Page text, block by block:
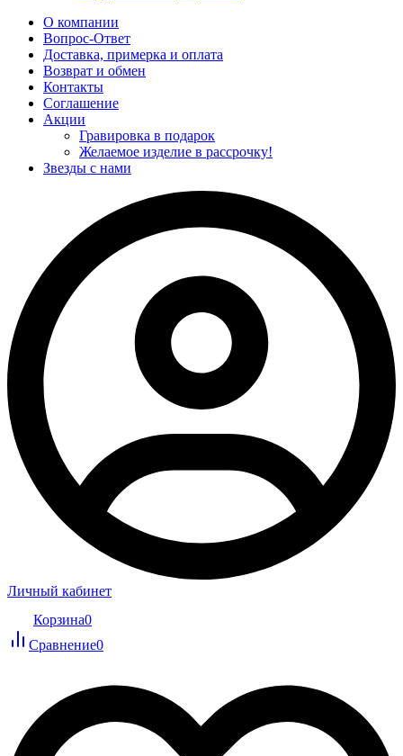
О компании
Вопрос-Ответ
Доставка, примерка и оплата
Возврат и обмен
Контакты
Соглашение
Акции
Гравировка в подарок
Желаемое изделие в рассрочку!
Звезды с нами
Личный кабинет
Корзина0
Сравнение0